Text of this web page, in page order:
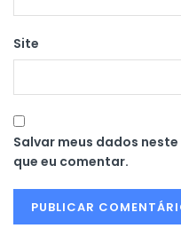
Site
Salvar meus dados
que eu comentar.